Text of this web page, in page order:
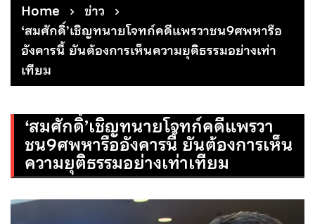
Home
ข่าว
‘สมศักดิ์’เชิญทนายโจทก์คดีแพรวาชน9ศพหารือ
อังคารนี้ ยันต้องการเห็นความยุติธรรมอย่างเท่า
เทียม
‘สมศักดิ์’เชิญทนายโจทก์คดีแพรวา
ชน9ศพหารืออังคารนี้ ยันต้องการเห็น
ความยุติธรรมอย่างเท่าเทียม